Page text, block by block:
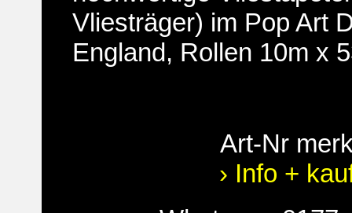
Vliesträger) im Pop Art
England, Rollen 10m x
Art-Nr
› Info +